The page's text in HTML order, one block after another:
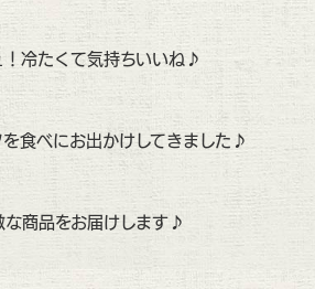
！冷たくて気持ちいいね♪
を食べにお出かけしてきました♪
な商品をお届けします♪